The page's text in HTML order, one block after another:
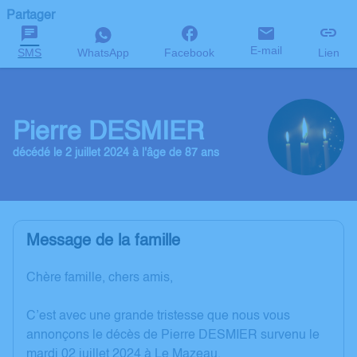
Partager
SMS WhatsApp Facebook E-mail Lien
Pierre DESMIER
décédé le 2 juillet 2024 à l'âge de 87 ans
Message de la famille
Chère famille, chers amis,
C’est avec une grande tristesse que nous vous
annonçons le décès de Pierre DESMIER survenu le